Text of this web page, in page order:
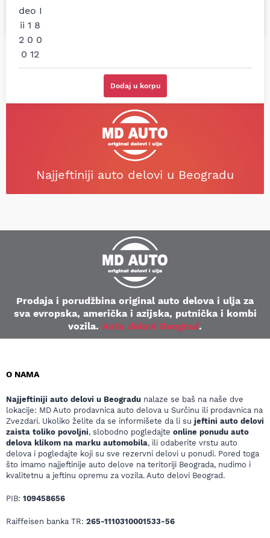
Dodaj u korpu
(Opel Astra)
Najjeftiniji auto delovi u Beogradu
Prodaja i porudžbina original auto delova i ulja za
sva evropska, američka i azijska, putnička i kombi
vozila. Auto delovi Beograd.
O NAMA
Najjeftiniji auto delovi u Beogradu nalaze se baš na naše dve
lokacije: MD Auto prodavnica auto delova u Surčinu ili prodavnica na
Zvezdari. Ukoliko želite da se informišete da li su jeftini auto delovi
zaista toliko povoljni, slobodno pogledajte online ponudu auto
delova klikom na marku automobila, ili odaberite vrstu auto
delova i pogledajte koji su sve rezervni delovi u ponudi. Pored toga
što imamo najjeftinije auto delove na teritoriji Beograda, nudimo i
kvalitetnu a jeftinu opremu za vozila. Auto delovi Beograd.
PIB: 109458656
Raiffeisen banka TR: 265-1110310001533-56